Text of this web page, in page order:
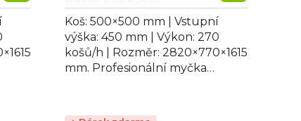
Koš: 500×500 mm | Vstupní
výška: 450 mm | Výkon: 270
košů/h | Rozměr: 2820×770×1615
mm. Profesionální myčka